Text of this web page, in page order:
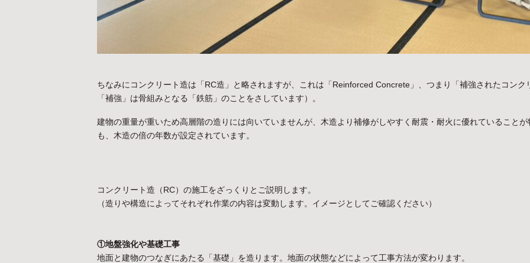
ちなみにコンクリート造は「RC造」と略されますが、これは「Reinforced Concrete」、つまり「補強されたコンク
「補強」は骨組みとなる「鉄筋」のことをさしています）。
建物の重量が重いため高層階の造りには向いていませんが、木造より補修がしやすく耐震・耐火に優れていること
も、木造の倍の年数が設定されています。
コンクリート造（RC）の施工をざっくりとご説明します。
（造りや構造によってそれぞれ作業の内容は変動します。イメージとしてご確認ください）
①地盤強化や基礎工事
地面と建物のつなぎにあたる「基礎」を造ります。地面の状態などによって工事方法が変わります。